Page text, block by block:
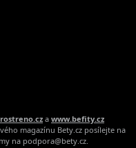
a www.befity.cz
magazínu Bety.cz posílejte na
na podpora@bety.cz.